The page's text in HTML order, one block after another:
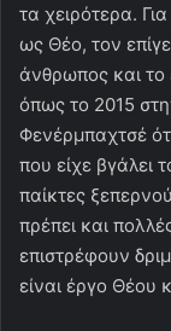
τα χειρότερα.
ως Θέο, τον
άνθρωπος και το
όπως το 2015
Φενέρμπαχτσέ
που είχε βγάλει
παίκτες
πρέπει και
επιστρέφουν
είναι έργο Θέου